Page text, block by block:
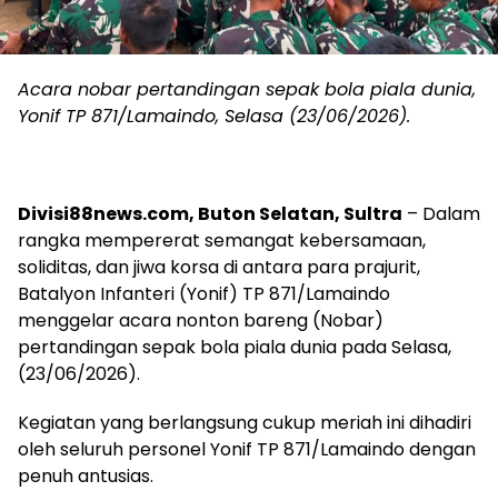
Acara nobar pertandingan sepak bola piala dunia,
Yonif TP 871/Lamaindo, Selasa (23/06/2026).
Divisi88news.com, Buton Selatan, Sultra – Dalam
rangka mempererat semangat kebersamaan,
soliditas, dan jiwa korsa di antara para prajurit,
Batalyon Infanteri (Yonif) TP 871/Lamaindo
menggelar acara nonton bareng (Nobar)
pertandingan sepak bola piala dunia pada Selasa,
(23/06/2026).
Kegiatan yang berlangsung cukup meriah ini dihadiri
oleh seluruh personel Yonif TP 871/Lamaindo dengan
penuh antusias.